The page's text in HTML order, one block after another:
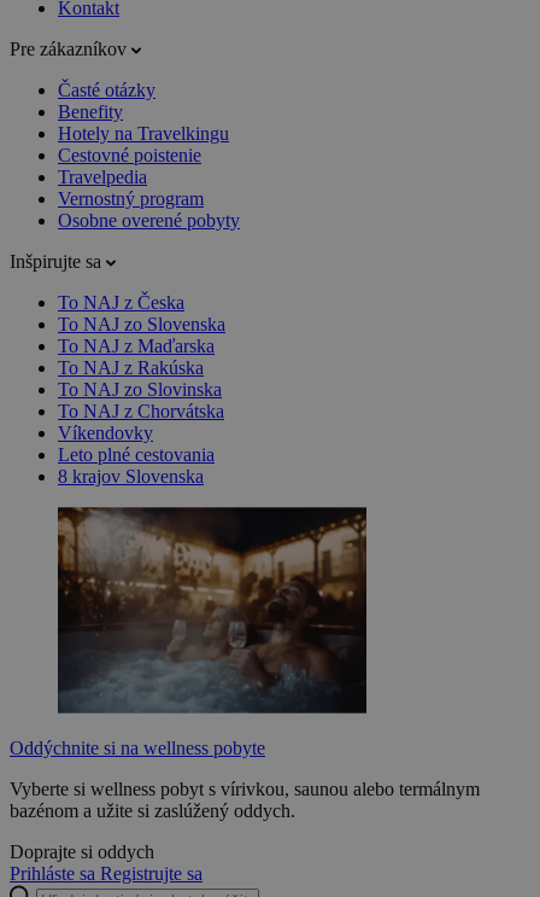
Kontakt
Pre zákazníkov
Časté otázky
Benefity
Hotely na Travelkingu
Cestovné poistenie
Travelpedia
Vernostný program
Osobne overené pobyty
Inšpirujte sa
To NAJ z Česka
To NAJ zo Slovenska
To NAJ z Maďarska
To NAJ z Rakúska
To NAJ zo Slovinska
To NAJ z Chorvátska
Víkendovky
Leto plné cestovania
8 krajov Slovenska
Oddýchnite si na wellness pobyte
Vyberte si wellness pobyt s vírivkou, saunou alebo termálnym
bazénom a užite si zaslúžený oddych.
Doprajte si oddych
Prihláste sa Registrujte sa